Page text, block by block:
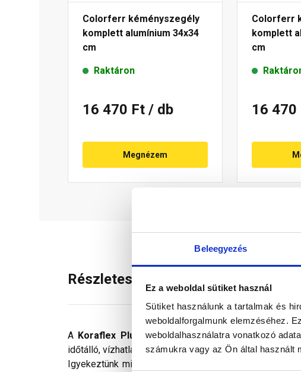
Beleegyezés
Ez a weboldal sütiket használ
Sütiket használunk a tartalmak és
weboldalforgalmunk elemzéséhez.
weboldalhasználatra vonatkozó
számukra vagy az Ön által használt
Colorferr kéményszegély
komplett alumínium 34x34
cm
Raktáron
16 470 Ft / db
Megnézem
Colorferr
komplett
cm
16 470
Részletes leírás
A Koraflex Plus
egy minden irányban nyújtható
időtálló, vízhatlan csatlakozások egyszerű és gyors
Igyekeztünk minden technikailag lehetséges módon